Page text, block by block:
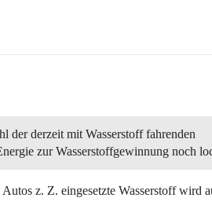
der derzeit mit Wasserstoff fahrenden
zur Wasserstoffgewinnung noch
z. Z. eingesetzte Wasserstoff wird